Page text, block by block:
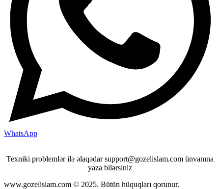
WhatsApp
Texniki problemlər ilə əlaqədar support@gozelislam.com ünvanına
yaza bilərsiniz
www.gozelislam.com © 2025. Bütün hüquqları qorunur.